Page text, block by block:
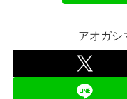
アオガシ